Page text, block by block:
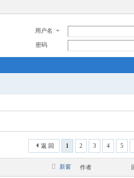
用户名
密码
1 2 3 4 5
返 回
新窗 作者